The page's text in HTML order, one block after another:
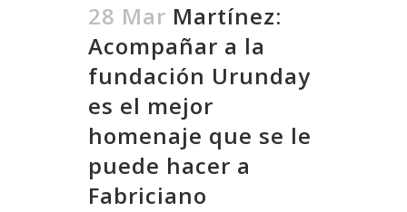
28 Mar Martínez:
Acompañar a la
fundación Urunday
es el mejor
homenaje que se le
puede hacer a
Fabriciano